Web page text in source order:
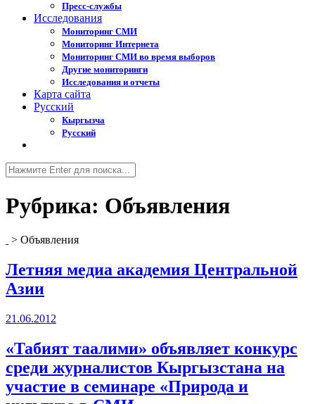
Пресс-службы
Исследования
Мониторинг СМИ
Мониторинг Интернета
Мониторинг СМИ во время выборов
Другие мониторинги
Исследования и отчеты
Карта сайта
Русский
Кыргызча
Русский
Рубрика: Объявления
> Объявления
Летняя медиа академия Центральной
Азии
21.06.2012
«Табият таалими» объявляет конкурс
среди журналистов Кыргызстана на
участие в семинаре «Природа и